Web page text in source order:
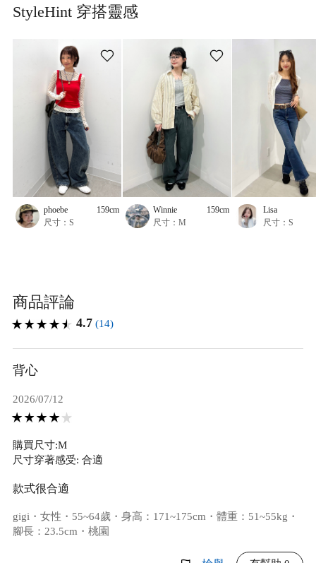
StyleHint 穿搭靈感
phoebe
159cm
尺寸：S
Winnie
159cm
尺寸：M
Lisa
尺寸：S
商品評論
4.7 (14)
背心
2026/07/12
購買尺寸:M
尺寸穿著感受: 合適
款式很合適
gigi・女性・55~64歲・身高：171~175cm・體重：51~55kg・
腳長：23.5cm・桃園